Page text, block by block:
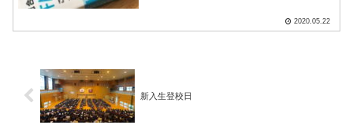
ですね。でも、自分がみなさんの年代だ
ったときのことを思えば、一番実力が伸
2020.05.22
新入生登校日